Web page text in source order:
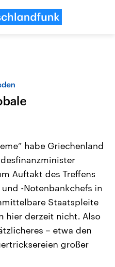
aus
USA
Aktuelle Beiträge,
Hintergründe
Wirtschaftlich und
gehören die Vereinigten
den mächtigsten Ländern
mit großem Einfluss auf
Podcasts
habe Griechenland
Auftakt des Treffens
-Notenbankchefs in
Staatspleite
hier derzeit nicht. Also
– etwa den
großer